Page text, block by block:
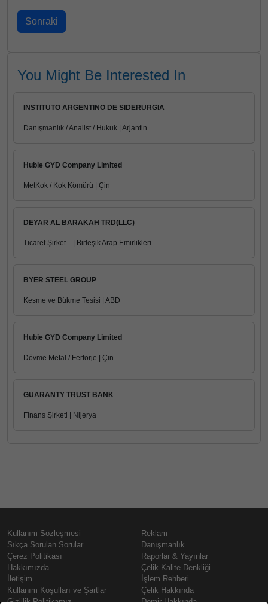
You Might Be Interested In
INSTITUTO ARGENTINO DE SIDERURGIA
Danışmanlık / Analist / Hukuk | Arjantin
Hubie GYD Company Limited
MetKok / Kok Kömürü | Çin
DEYAR AL BARAKAH TRD(LLC)
Ticaret Şirket... | Birleşik Arap Emirlikleri
BYER STEEL GROUP
Kesme ve Bükme Tesisi | ABD
Hubie GYD Company Limited
Dövme Metal / Ferforje | Çin
GUARANTY TRUST BANK
Finans Şirketi | Nijerya
Kullanım Sözleşmesi
Sıkça Sorulan Sorular
Çerez Politikası
Hakkımızda
İletişim
Kullanım Koşulları ve Şartlar
Gizlilik Politikamız
Reklam
Danışmanlık
Raporlar & Yayınlar
Çelik Kalite Denkliği
İşlem Rehberi
Çelik Hakkında
Demir Hakkında